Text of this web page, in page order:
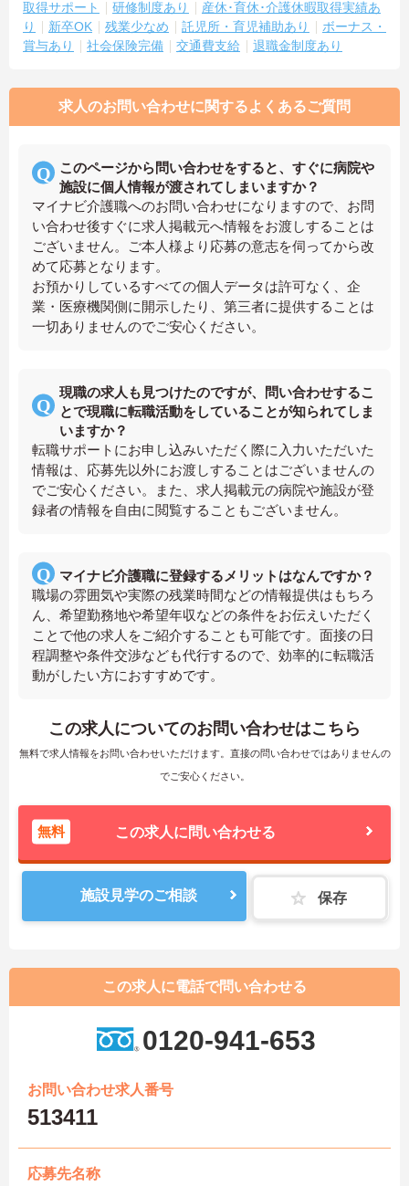
取得サポート
研修制度あり
産休･育休･介護休暇取得実績あ
り
新卒OK 残業少なめ 託児所・育児補助あり
ボーナス・
賞与あり
社会保険完備 交通費支給 退職金制度あり
求人のお問い合わせに関するよくあるご質問
このページから問い合わせをすると、すぐに病院や
施設に個人情報が渡されてしまいますか？
マイナビ介護職へのお問い合わせになりますので、お問
い合わせ後すぐに求人掲載元へ情報をお渡しすることは
ございません。ご本人様より応募の意志を伺ってから改
めて応募となります。
お預かりしているすべての個人データは許可なく、企
業・医療機関側に開示したり、第三者に提供することは
一切ありませんのでご安心ください。
現職の求人も見つけたのですが、問い合わせするこ
とで現職に転職活動をしていることが知られてしま
いますか？
転職サポートにお申し込みいただく際に入力いただいた
情報は、応募先以外にお渡しすることはございませんの
でご安心ください。また、求人掲載元の病院や施設が登
録者の情報を自由に閲覧することもございません。
マイナビ介護職に登録するメリットはなんですか？
職場の雰囲気や実際の残業時間などの情報提供はもちろ
ん、希望勤務地や希望年収などの条件をお伝えいただく
ことで他の求人をご紹介することも可能です。面接の日
程調整や条件交渉なども代行するので、効率的に転職活
動がしたい方におすすめです。
この求人についてのお問い合わせはこちら
無料で求人情報をお問い合わせいただけます。直接の問い合わせではありませんの
でご安心ください。
無料 この求人に問い合わせる
施設見学のご相談 保存
この求人に電話で問い合わせる
0120-941-653
お問い合わせ求人番号
513411
応募先名称